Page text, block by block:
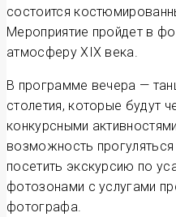
состоится
Мероприятие пройдет в
атмосферу XIX века.
В программе вечера —
столетия, которые будут
конкурсными
возможность
посетить экскурсию по
фотозонами с услугами
фотографа.